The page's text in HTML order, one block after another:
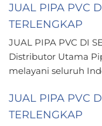
JUAL PIPA PVC
TERLENGKAP
JUAL PIPA PVC DI
Distributor Utama
melayani seluruh
JUAL PIPA PVC
TERLENGKAP